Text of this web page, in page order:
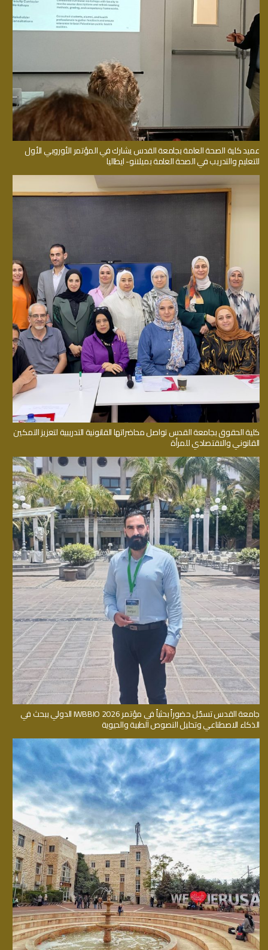
عميد كلية الصحة العامة بجامعة القدس يشارك في المؤتمر الأوروبي الأول
للتعليم والتدريب في الصحة العامة بميلانو- ايطاليا
كلية الحقوق بجامعة القدس تواصل محاضراتها القانونية التدريبية لتعزيز التمكين
القانوني والاقتصادي للمرأة
جامعة القدس تسجّل حضوراً بحثياً في مؤتمر IWBBIO 2026 الدولي ببحث في
الذكاء الاصطناعي وتحليل النصوص الطبية والحيوية